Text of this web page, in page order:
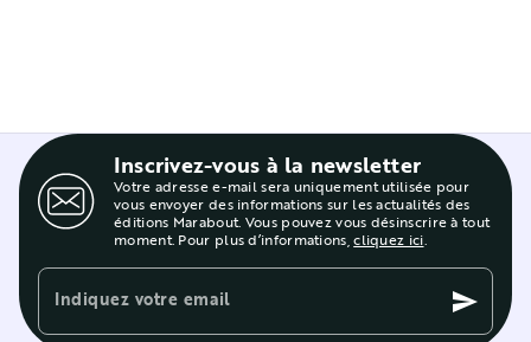
Inscrivez-vous à la newsletter
Votre adresse e-mail sera uniquement utilisée pour
vous envoyer des informations sur les actualités des
éditions Marabout. Vous pouvez vous désinscrire à tout
moment. Pour plus d’informations,cliquez ici.
Indiquez votre email send